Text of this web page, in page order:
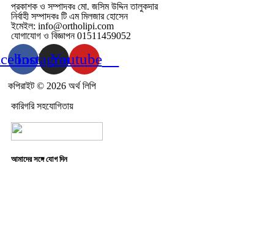
প্রকাশক ও সম্পাদকঃ মো. জসিম উদ্দিন তালুকদার
নির্বাহী সম্পাদকঃ টি এম মিলজার হোসেন
ইমেইল: info@ortholipi.com
যোগাযোগ ও বিজ্ঞাপন 01511459052
Instagram
Youtube
কপিরাইট © 2026 অর্থ লিপি
কারিগরি সহযোগিতায়
আমাদের সঙ্গে যোগ দিন